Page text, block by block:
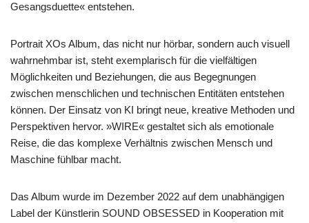
Gesangsduette« entstehen.
Portrait XOs Album, das nicht nur hörbar, sondern auch visuell
wahrnehmbar ist, steht exemplarisch für die vielfältigen
Möglichkeiten und Beziehungen, die aus Begegnungen
zwischen menschlichen und technischen Entitäten entstehen
können. Der Einsatz von KI bringt neue, kreative Methoden und
Perspektiven hervor. »WIRE« gestaltet sich als emotionale
Reise, die das komplexe Verhältnis zwischen Mensch und
Maschine fühlbar macht.
Das Album wurde im Dezember 2022 auf dem unabhängigen
Label der Künstlerin SOUND OBSESSED in Kooperation mit